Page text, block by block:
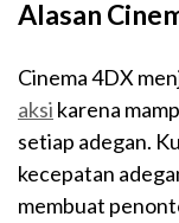
Alasan
Cinema 4DX
aksi karena
setiap adegan.
kecepatan
membuat